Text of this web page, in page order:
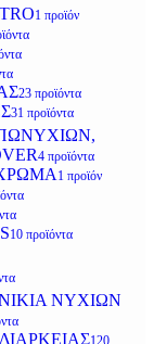
1 προϊόν
23 προϊόντα
31 προϊόντα
4 προϊόντα
1 προϊόν
10 προϊόντα
ΝΥΧΙΩΝ
120